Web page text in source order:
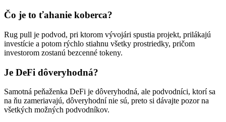
Čo je to ťahanie koberca?
Rug pull je podvod, pri ktorom vývojári spustia projekt, prilákajú
investície a potom rýchlo stiahnu všetky prostriedky, pričom
investorom zostanú bezcenné tokeny.
Je DeFi dôveryhodná?
Samotná peňaženka DeFi je dôveryhodná, ale podvodníci, ktorí sa
na ňu zameriavajú, dôveryhodní nie sú, preto si dávajte pozor na
všetkých možných podvodníkov.